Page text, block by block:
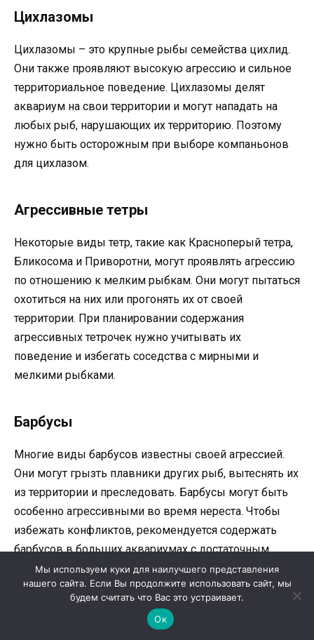
Цихлазомы
Цихлазомы – это крупные рыбы семейства цихлид.
Они также проявляют высокую агрессию и сильное
территориальное поведение. Цихлазомы делят
аквариум на свои территории и могут нападать на
любых рыб, нарушающих их территорию. Поэтому
нужно быть осторожным при выборе компаньонов
для цихлазом.
Агрессивные тетры
Некоторые виды тетр, такие как Красноперый тетра,
Бликосома и Приворотни, могут проявлять агрессию
по отношению к мелким рыбкам. Они могут пытаться
охотиться на них или прогонять их от своей
территории. При планировании содержания
агрессивных тетрочек нужно учитывать их
поведение и избегать соседства с мирными и
мелкими рыбками.
Барбусы
Многие виды барбусов известны своей агрессией.
Они могут грызть плавники других рыб, вытеснять их
из территории и преследовать. Барбусы могут быть
особенно агрессивными во время нереста. Чтобы
избежать конфликтов, рекомендуется содержать
барбусов в больших аквариумах с достаточным
количеством укрытий и пространства для каждого
вида.
Особенности территориальных
Мы используем куки для наилучшего представления
нашего сайта. Если Вы продолжите использовать сайт, мы
будем считать что Вас это устраивает.
Ок